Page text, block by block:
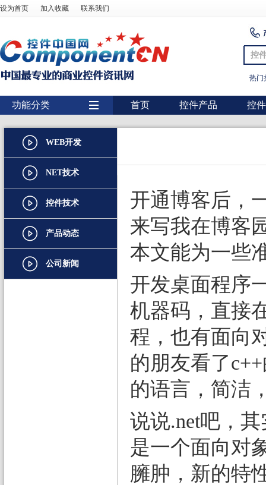
设为首页 加入收藏 联系我们
控
热门
功能分类
用户界面
报表
图表
图形图像处理
扫描识别
数据库
条形码
首页 控件产品 控
WEB开发
NET技术
控件技术
产品动态
公司新闻
开通博客后，
来写我在博客
本文能为一些
开发桌面程序
机器码，直接
程，也有面向
的朋友看了
的语言，简洁
说说.net吧，
是一个面向对
臃肿，新的特